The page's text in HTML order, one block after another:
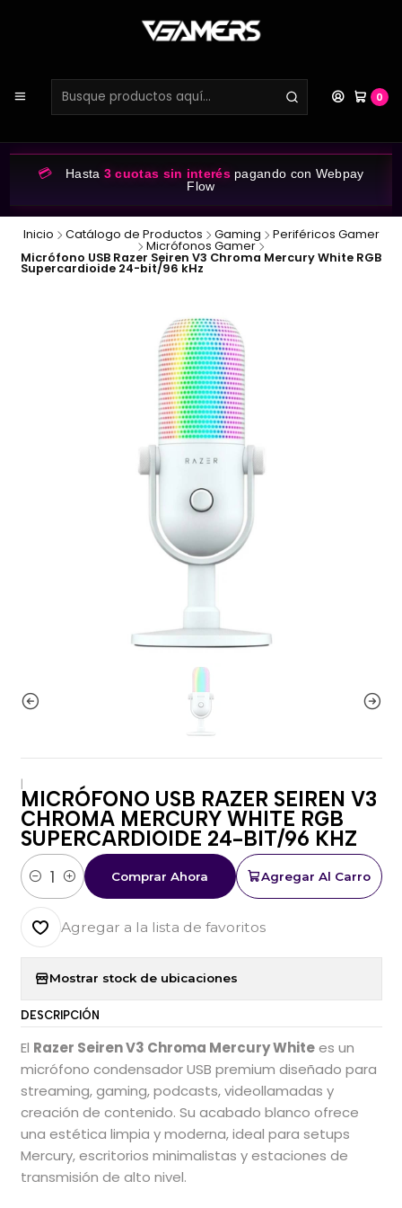
0
💳 Hasta 3 cuotas sin interéspagando con Webpay
Flow
Inicio Catálogo de Productos Gaming Periféricos Gamer
Micrófonos Gamer
Micrófono USB Razer Seiren V3 Chroma Mercury White RGB
Supercardioide 24-bit/96 kHz
|
MICRÓFONO USB RAZER SEIREN V3
CHROMA MERCURY WHITE RGB
SUPERCARDIOIDE 24-BIT/96 KHZ
Cantidad
Agregar Al Carro
Comprar Ahora
Agregar a la lista de favoritos
Mostrar stock de ubicaciones
DESCRIPCIÓN
El Razer Seiren V3 Chroma Mercury Whitees un
micrófono condensador USB premium diseñado para
streaming, gaming, podcasts, videollamadas y
creación de contenido. Su acabado blanco ofrece
una estética limpia y moderna, ideal para setups
Mercury, escritorios minimalistas y estaciones de
transmisión de alto nivel.